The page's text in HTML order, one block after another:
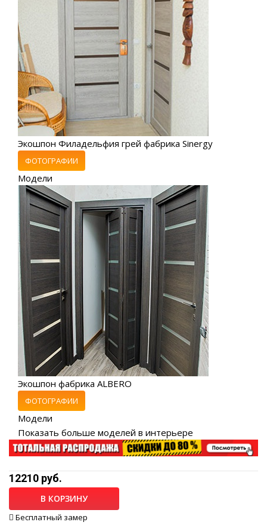
Экошпон Филадельфия грей фабрика Sinergy
ФОТОГРАФИИ
Модели
Экошпон фабрика ALBERO
ФОТОГРАФИИ
Модели
Показать больше моделей в интерьере
12210 руб.
В КОРЗИНУ
Бесплатный замер